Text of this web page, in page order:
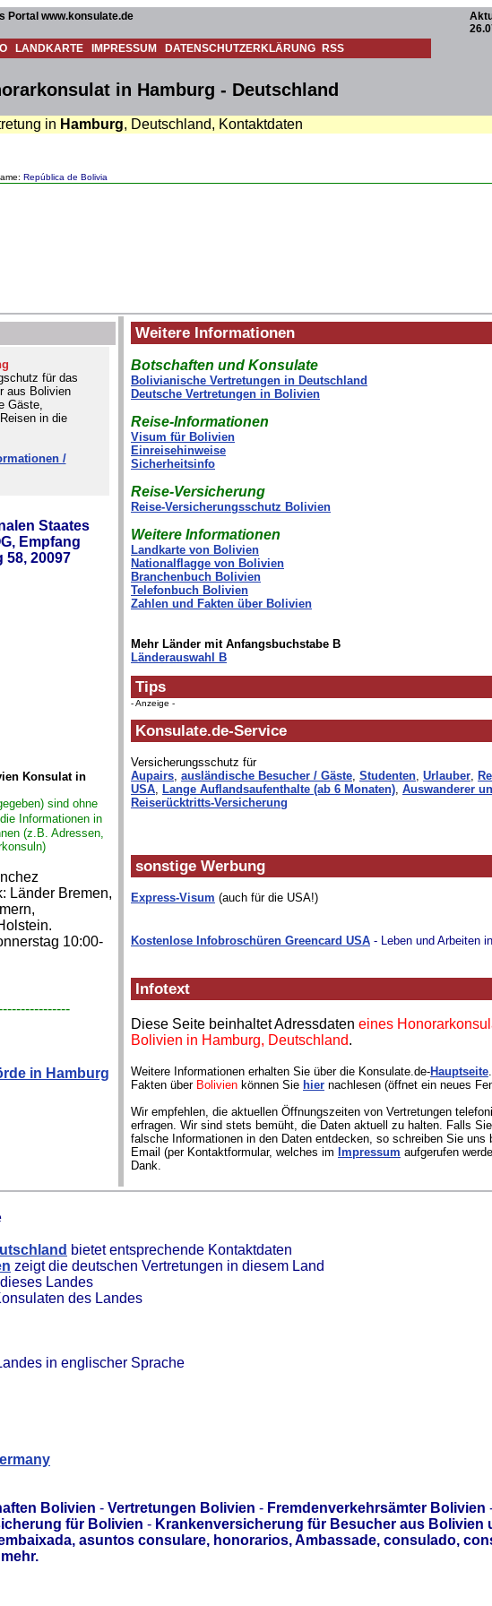
Portal www.konsulate.de
LANDKARTE IMPRESSUM DATENSCHUTZERKLÄRUNG RSS
in Hamburg - Deutschland
in Hamburg, Deutschland, Kontaktdaten
República de Bolivia
für das
aus Bolivien
Gäste,
in die
/
Staates
Empfang
58, 20097
Konsulat in
sind ohne
Informationen in
(z.B. Adressen,
Länder Bremen,
10:00-
in Hamburg
Weitere Informationen
Botschaften und Konsulate
Bolivianische Vertretungen in Deutschland
Deutsche Vertretungen in Bolivien
Reise-Informationen
Visum für Bolivien
Einreisehinweise
Sicherheitsinfo
Reise-Versicherung
Reise-Versicherungsschutz Bolivien
Weitere Informationen
Landkarte von Bolivien
Nationalflagge von Bolivien
Branchenbuch Bolivien
Telefonbuch Bolivien
Zahlen und Fakten über Bolivien
Mehr Länder mit Anfangsbuchstabe B
Länderauswahl B
Tips
- Anzeige -
Konsulate.de-Service
Versicherungsschutz für
Aupairs, ausländische Besucher / Gäste, Studenten, Urlauber,
USA, Lange Auflandsaufenthalte (ab 6 Monaten), Auswanderer
Reiserücktritts-Versicherung
sonstige Werbung
Express-Visum (auch für die USA!)
Kostenlose Infobroschüren Greencard USA - Leben und Arbeiten
Infotext
Diese Seite beinhaltet Adressdaten eines
Bolivien in Hamburg, Deutschland.
Weitere Informationen erhalten Sie über die Konsulate.de-Hauptseite
Fakten über Bolivien können Sie hier nachlesen (öffnet ein neues
Wir empfehlen, die aktuellen Öffnungszeiten von Vertretungen
erfragen. Wir sind stets bemüht, die Daten aktuell zu halten. Falls
falsche Informationen in den Daten entdecken, so schreiben Sie uns
Email (per Kontaktformular, welches im Impressum aufgerufen
Dank.
bietet entsprechende Kontaktdaten
zeigt die deutschen Vertretungen in diesem Land
Landes
des Landes
in englischer Sprache
Bolivien - Vertretungen Bolivien - Fremdenverkehrsämter Bolivien
für Bolivien - Krankenversicherung für Besucher aus Bolivien
asuntos consulare, honorarios, Ambassade, consulado,